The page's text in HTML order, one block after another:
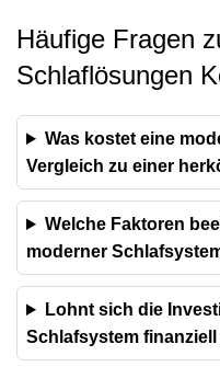
Häufige Fragen
Schlaflösungen
Was kostet eine
Vergleich zu einer
Welche Faktoren
moderner
Lohnt sich die
Schlafsystem